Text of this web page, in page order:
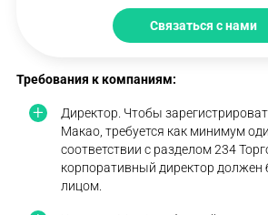
Связаться с нами
Требования к компаниям:
Директор. Чтобы
Макао, требуется как минимум
соответствии с разделом 234
корпоративный директор должен
лицом.